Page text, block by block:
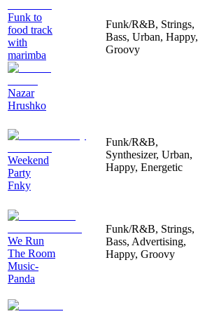
Funk to
food track
with
marimba
Nazar
Hrushko
Funk/R&B, Strings,
Bass, Urban, Happy,
Groovy
Weekend
Party
Fnky
Funk/R&B,
Synthesizer, Urban,
Happy, Energetic
We Run
The Room
Music-
Panda
Funk/R&B, Strings,
Bass, Advertising,
Happy, Groovy